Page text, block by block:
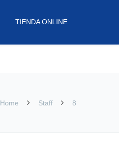
TIENDA ONLINE
Home Staff 8